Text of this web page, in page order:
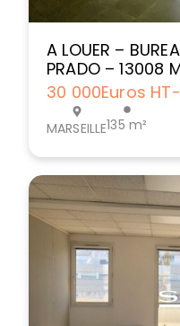
A LOUER –
PRADO – 13008
30 000Euros
MARSEILLE135 m²